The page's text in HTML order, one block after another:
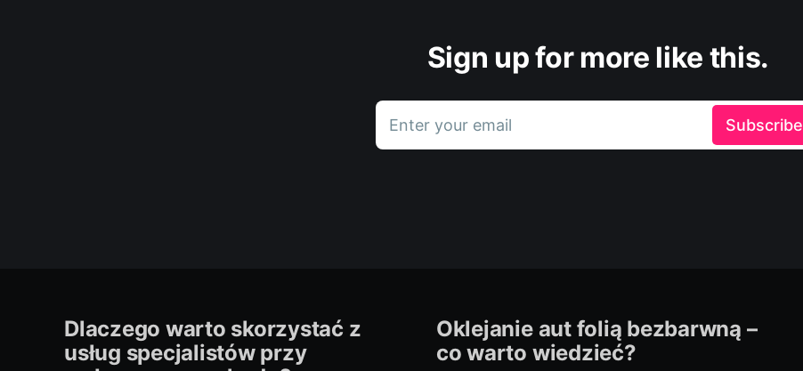
Sign up for more like this.
Enter your email Subscribe
Dlaczego warto skorzystać z
usług specjalistów przy
Oklejanie aut folią bezbarwną –
co warto wiedzieć?